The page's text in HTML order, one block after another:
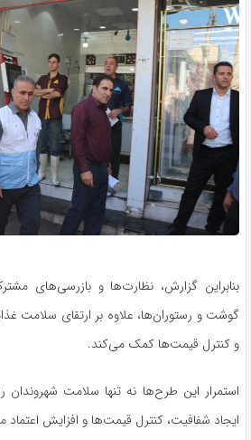
بنابراین گزارش، نظارت‌ها و بازرسی‌های
گوشت و رستوران‌ها، علاوه بر ارتقای سلامت
و کنترل قیمت‌ها کمک می‌کند.
استمرار این طرح‌ها نه تنها سلامت
ایجاد شفافیت، کنترل قیمت‌ها و افزایش اعتماد